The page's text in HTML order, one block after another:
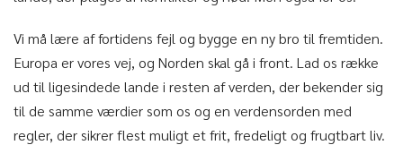
Vi må lære af fortidens fejl og bygge en ny bro til fremtiden.
Europa er vores vej, og Norden skal gå i front. Lad os række
ud til ligesindede lande i resten af verden, der bekender sig
til de samme værdier som os og en verdensorden med
regler, der sikrer flest muligt et frit, fredeligt og frugtbart liv.